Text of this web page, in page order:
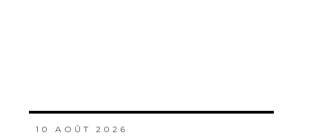
10 AOÛT 2026